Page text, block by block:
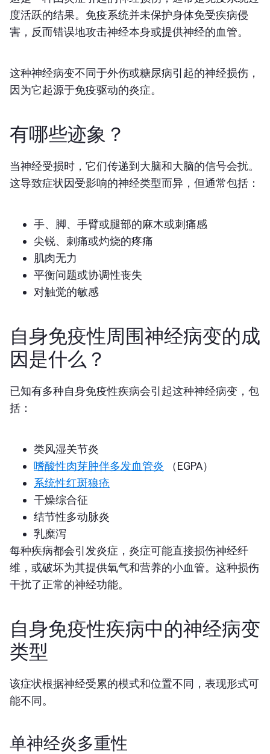
度活跃的结果。免疫系统并未保护身体免受疾病侵
害，反而错误地攻击神经本身或提供神经的血管。
这种神经病变不同于外伤或糖尿病引起的神经损伤，
因为它起源于免疫驱动的炎症。
有哪些迹象？
当神经受损时，它们传递到大脑和大脑的信号会扰。
这导致症状因受影响的神经类型而异，但通常包括：
手、脚、手臂或腿部的麻木或刺痛感
尖锐、刺痛或灼烧的疼痛
肌肉无力
平衡问题或协调性丧失
对触觉的敏感
自身免疫性周围神经病变的成
因是什么？
已知有多种自身免疫性疾病会引起这种神经病变，包
括：
类风湿关节炎
嗜酸性肉芽肿伴多发血管炎 （EGPA）
系统性红斑狼疮
干燥综合征
结节性多动脉炎
乳糜泻
每种疾病都会引发炎症，炎症可能直接损伤神经纤
维，或破坏为其提供氧气和营养的小血管。这种损伤
干扰了正常的神经功能。
自身免疫性疾病中的神经病变
类型
该症状根据神经受累的模式和位置不同，表现形式可
能不同。
单神经炎多重性